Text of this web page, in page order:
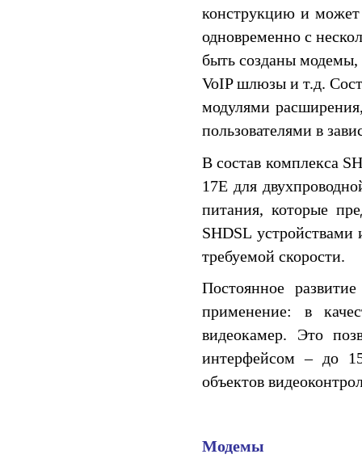
конструкцию и может
одновременно с
быть созданы модемы,
VoIP шлюзы и т.д.
модулями
пользователями в
В состав комплекса
17E для
питания, которые
SHDSL устройствами
требуемой скорости.
Постоянное
применение: в
видеокамер. Это
интерфейсом – до
объектов
Модемы